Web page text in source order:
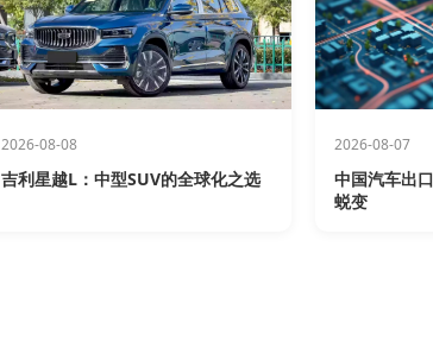
2026-08-08
吉利星越L：中型SUV的全球化之选
2026-08-07
中国汽车出
蜕变